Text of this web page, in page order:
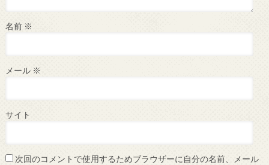
名前 ※
メール ※
サイト
次回のコメントで使用するためブラウザーに自分の名前、メール